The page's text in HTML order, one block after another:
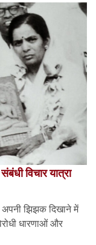
विचार यात्रा
अपनी झिझक दिखाने में
धारणाओं और